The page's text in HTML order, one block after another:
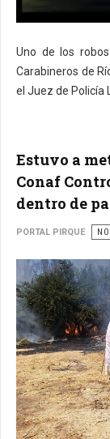
Uno de los
Carabineros de
el Juez de Policía
Estuvo a
Conaf
dentro de
PORTAL PIRQUE